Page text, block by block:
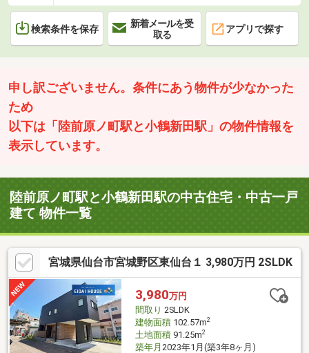
検索条件を保存
新着メールを受
取る
アプリで探す
申し訳ございません。条件にあう物件が少なかった
ため
以下は「陸前原ノ町駅と小鶴新田駅」の物件情報を
表示しています。
陸前原ノ町駅と小鶴新田駅の中古住宅・中古一戸
建て 物件一覧
宮城県仙台市宮城野区東仙台１ 3,980万円 2SLDK
3,980万円
間取り 2SLDK
建物面積102.57m2
土地面積91.25m2
築年月 2023年1月(築3年8ヶ月)